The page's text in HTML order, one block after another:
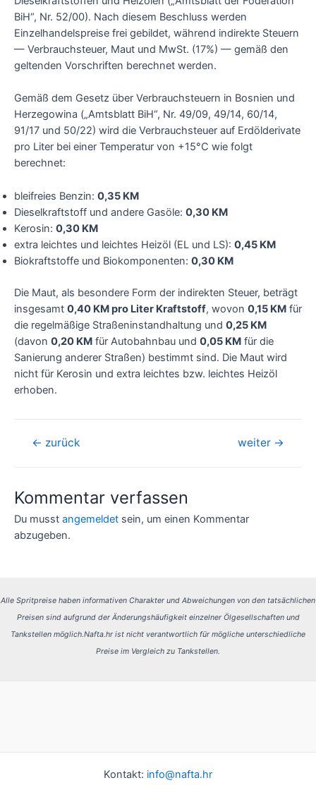
BiH“, Nr. 52/00). Nach diesem Beschluss werden
Einzelhandelspreise frei gebildet, während indirekte Steuern
— Verbrauchsteuer, Maut und MwSt. (17%) — gemäß den
geltenden Vorschriften berechnet werden.
Gemäß dem Gesetz über Verbrauchsteuern in Bosnien und
Herzegowina („Amtsblatt BiH“, Nr. 49/09, 49/14, 60/14,
91/17 und 50/22) wird die Verbrauchsteuer auf Erdölderivate
pro Liter bei einer Temperatur von +15°C wie folgt
berechnet:
bleifreies Benzin: 0,35 KM
Dieselkraftstoff und andere Gasöle: 0,30 KM
Kerosin: 0,30 KM
extra leichtes und leichtes Heizöl (EL und LS): 0,45 KM
Biokraftstoffe und Biokomponenten: 0,30 KM
Die Maut, als besondere Form der indirekten Steuer, beträgt
insgesamt 0,40 KM pro Liter Kraftstoff, wovon 0,15 KM für
die regelmäßige Straßeninstandhaltung und 0,25 KM
(davon 0,20 KM für Autobahnbau und 0,05 KM für die
Sanierung anderer Straßen) bestimmt sind. Die Maut wird
nicht für Kerosin und extra leichtes bzw. leichtes Heizöl
erhoben.
Beitragsnavigation
← zurück weiter →
Kommentar verfassen
Du musst angemeldet sein, um einen Kommentar
abzugeben.
Alle Spritpreise haben informativen Charakter und Abweichungen von den tatsächlichen
Preisen sind aufgrund der Änderungshäufigkeit einzelner Ölgesellschaften und
Tankstellen möglich.Nafta.hr ist nicht verantwortlich für mögliche unterschiedliche
Preise im Vergleich zu Tankstellen.
Kontakt: info@nafta.hr